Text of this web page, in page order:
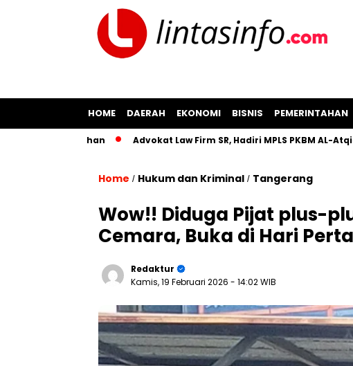
HOME DAERAH EKONOMI BISNIS PEMERINTAHAN
Advokat Law Firm SR, Hadiri MPLS PKBM AL-Atqia
Home / Hukum dan Kriminal / Tangerang
‎Wow!! Diduga Pijat plus-
Cemara, Buka di Hari
Redaktur
Kamis, 19 Februari 2026 - 14:02 WIB